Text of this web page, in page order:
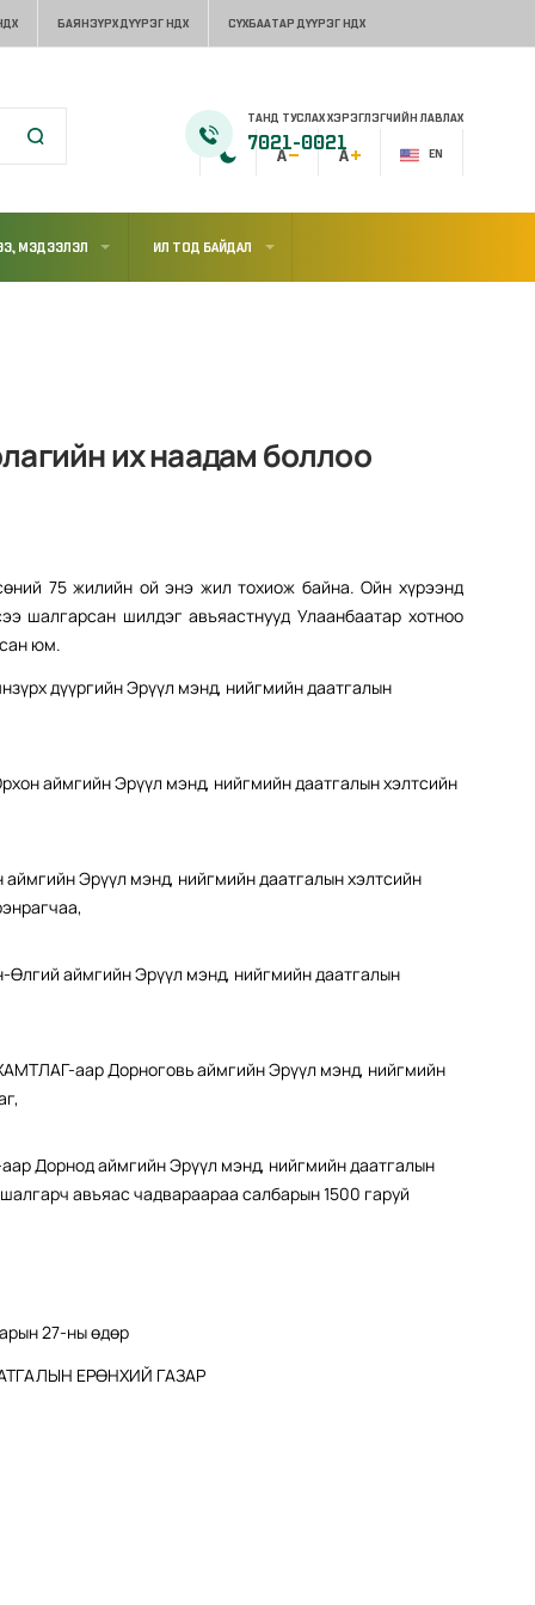
БАЯНЗҮРХ ДҮҮРЭГ НДХ СҮХБААТАР ДҮҮРЭГ НДХ
EN
ТАНД ТУСЛАХ ХЭРЭГЛЭГЧИЙН ЛАВЛАХ
7021-0021
МЭДЭЭЛЭЛ ИЛ ТОД БАЙДАЛ
их наадам боллоо
75 жилийн ой энэ жил тохиож байна. Ойн хүрээнд
шалгарсан шилдэг авъяастнууд Улаанбаатар хотноо
юм.
дүүргийн Эрүүл мэнд, нийгмийн даатгалын
аймгийн Эрүүл мэнд, нийгмийн даатгалын хэлтсийн
Эрүүл мэнд, нийгмийн даатгалын хэлтсийн
аймгийн Эрүүл мэнд, нийгмийн даатгалын
аар Дорноговь аймгийн Эрүүл мэнд, нийгмийн
аймгийн Эрүүл мэнд, нийгмийн даатгалын
авъяас чадвараараа салбарын 1500 гаруй
27-ны өдөр
ЕРӨНХИЙ ГАЗАР